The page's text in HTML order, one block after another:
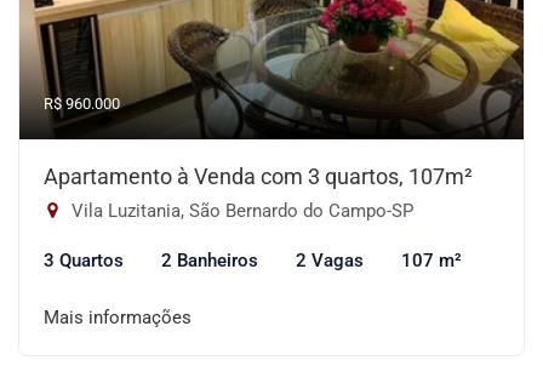
R$ 960.000
Apartamento à Venda com 3 quartos, 107m²
Vila Luzitania, São Bernardo do Campo-SP
3 Quartos 2 Banheiros 2 Vagas 107 m²
Mais informações